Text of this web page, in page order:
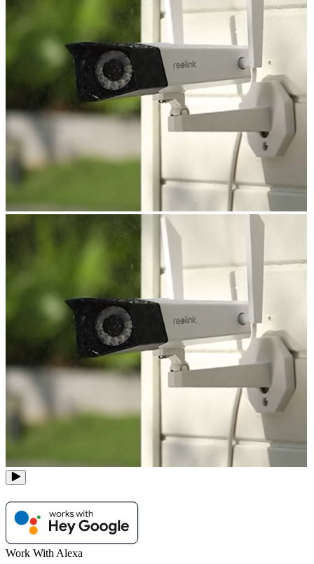
Work With Alexa